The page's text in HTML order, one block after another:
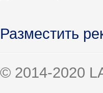
Разместить
© 2014-2020